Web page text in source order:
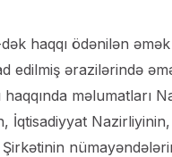
haqqı ödənilən
edilmiş ərazilərində
məlumatları